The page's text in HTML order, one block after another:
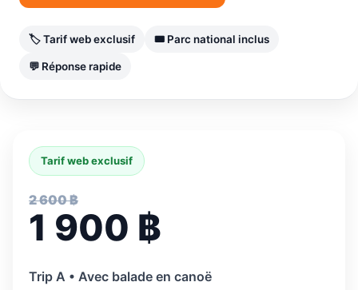
🏷 Tarif web exclusif 🎟 Parc national inclus
💬 Réponse rapide
Tarif web exclusif
2 600 ฿
1 900 ฿
Trip A • Avec balade en canoë